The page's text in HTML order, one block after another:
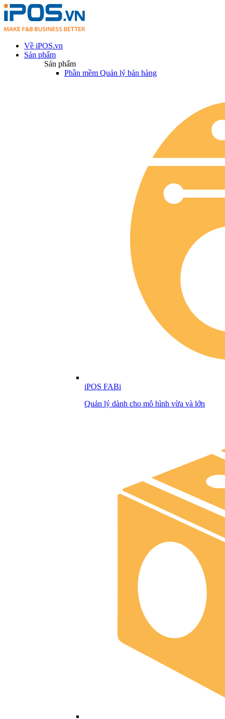
Về iPOS.vn
Sản phẩm
Sản phẩm
Phần mềm Quản lý bán hàng
iPOS FABi
Quản lý dành cho mô hình vừa và lớn